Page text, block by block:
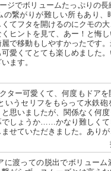
ジでボリュームたっぷりの長
の繋がりが難しい所もあり、
てフタを開けるのにクモの
ヒントを見て、あー！と悔し
で移動もしやすかったです
愛くてとても楽しめました
ます。
ター可愛くて、何度もドア
いうセリフをもらって水鉄
思いましたが、関係なく何
でしょうか……かなり難しくて
せていただきました。ありが
に渡っての脱出でボリューム